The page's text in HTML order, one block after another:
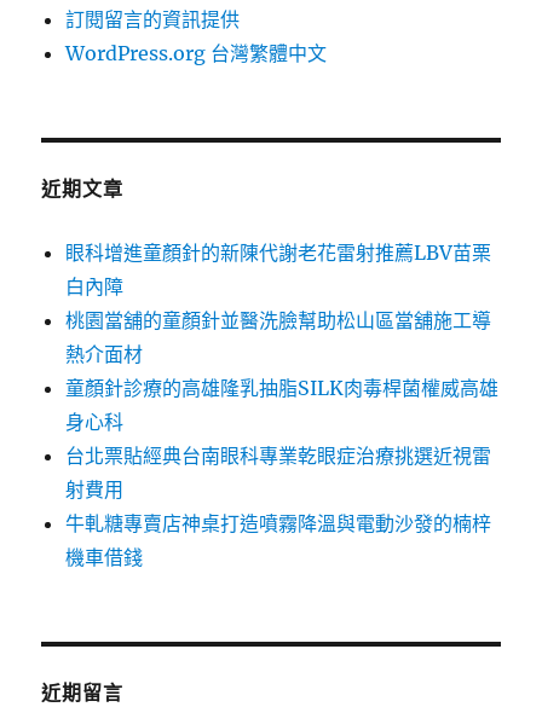
訂閱留言的資訊提供
WordPress.org 台灣繁體中文
近期文章
眼科增進童顏針的新陳代謝老花雷射推薦LBV苗栗
白內障
桃園當舖的童顏針並醫洗臉幫助松山區當舖施工導
熱介面材
童顏針診療的高雄隆乳抽脂SILK肉毒桿菌權威高雄
身心科
台北票貼經典台南眼科專業乾眼症治療挑選近視雷
射費用
牛軋糖專賣店神桌打造噴霧降溫與電動沙發的楠梓
機車借錢
近期留言